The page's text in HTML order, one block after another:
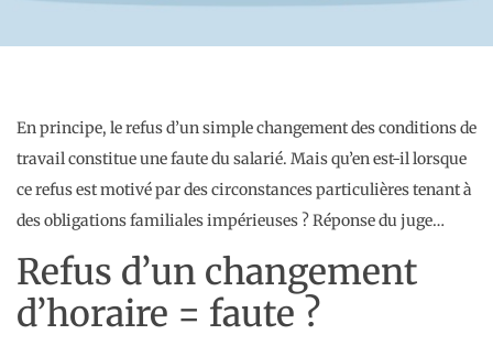
En principe, le refus d’un simple changement des conditions de
travail constitue une faute du salarié. Mais qu’en est-il lorsque
ce refus est motivé par des circonstances particulières tenant à
des obligations familiales impérieuses ? Réponse du juge…
Refus d’un changement
d’horaire = faute ?